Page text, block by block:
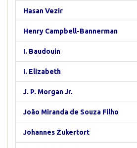
Hasan Vezir
Henry Campbell-Bannerman
I. Baudouin
I. Elizabeth
J. P. Morgan Jr.
João Miranda de Souza Filho
Johannes Zukertort